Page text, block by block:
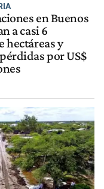
en Buenos
a casi 6
hectáreas y
por US$